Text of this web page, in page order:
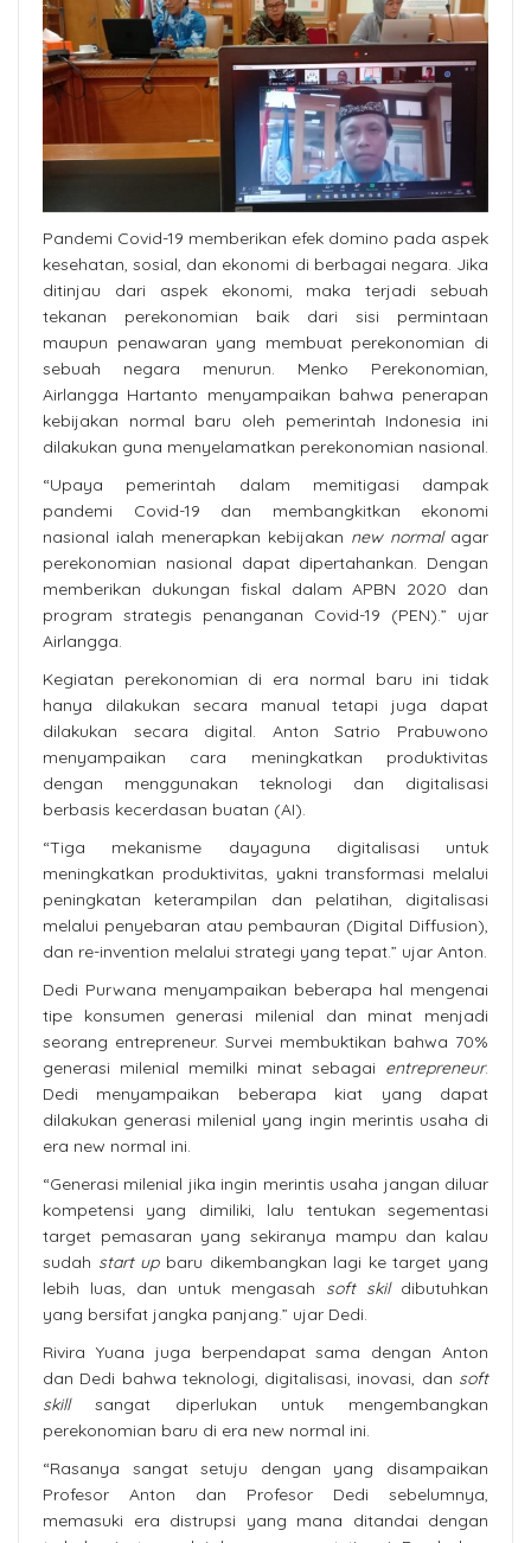
Pandemi Covid-19 memberikan efek domino pada aspek
kesehatan, sosial, dan ekonomi di berbagai negara. Jika
ditinjau dari aspek ekonomi, maka terjadi sebuah
tekanan perekonomian baik dari sisi permintaan
maupun penawaran yang membuat perekonomian di
sebuah negara menurun. Menko Perekonomian,
Airlangga Hartanto menyampaikan bahwa penerapan
kebijakan normal baru oleh pemerintah Indonesia ini
dilakukan guna menyelamatkan perekonomian nasional.
“Upaya pemerintah dalam memitigasi dampak
pandemi Covid-19 dan membangkitkan ekonomi
nasional ialah menerapkan kebijakan new normalagar
perekonomian nasional dapat dipertahankan. Dengan
memberikan dukungan fiskal dalam APBN 2020 dan
program strategis penanganan Covid-19 (PEN).” ujar
Airlangga.
Kegiatan perekonomian di era normal baru ini tidak
hanya dilakukan secara manual tetapi juga dapat
dilakukan secara digital. Anton Satrio Prabuwono
menyampaikan cara meningkatkan produktivitas
dengan menggunakan teknologi dan digitalisasi
berbasis kecerdasan buatan (AI).
“Tiga mekanisme dayaguna digitalisasi untuk
meningkatkan produktivitas, yakni transformasi melalui
peningkatan keterampilan dan pelatihan, digitalisasi
melalui penyebaran atau pembauran (Digital Diffusion),
dan re-invention melalui strategi yang tepat.” ujar Anton.
Dedi Purwana menyampaikan beberapa hal mengenai
tipe konsumen generasi milenial dan minat menjadi
seorang entrepreneur. Survei membuktikan bahwa 70%
generasi milenial memilki minat sebagai entrepreneur.
Dedi menyampaikan beberapa kiat yang dapat
dilakukan generasi milenial yang ingin merintis usaha di
era new normal ini.
“Generasi milenial jika ingin merintis usaha jangan diluar
kompetensi yang dimiliki, lalu tentukan segementasi
target pemasaran yang sekiranya mampu dan kalau
sudah start upbaru dikembangkan lagi ke target yang
lebih luas, dan untuk mengasah soft skildibutuhkan
yang bersifat jangka panjang.” ujar Dedi.
Rivira Yuana juga berpendapat sama dengan Anton
dan Dedi bahwa teknologi, digitalisasi, inovasi, dan soft
skillsangat diperlukan untuk mengembangkan
perekonomian baru di era new normal ini.
“Rasanya sangat setuju dengan yang disampaikan
Profesor Anton dan Profesor Dedi sebelumnya,
memasuki era distrupsi yang mana ditandai dengan